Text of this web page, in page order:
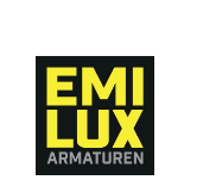
content